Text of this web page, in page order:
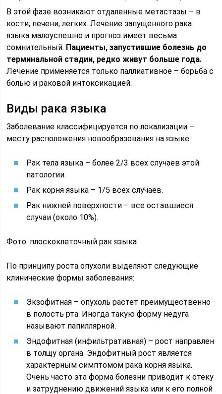
В этой фазе возникают отдаленные метастазы – в
кости, печени, легких. Лечение запущенного рака
языка малоуспешно и прогноз имеет весьма
сомнительный. Пациенты, запустившие болезнь до
терминальной стадии, редко живут больше года.
Лечение применяется только паллиативное – борьба с
болью и раковой интоксикацией.
Виды рака языка
Заболевание классифицируется по локализации –
месту расположения новообразования на языке:
Рак тела языка – более 2/3 всех случаев этой
патологии.
Рак корня языка – 1/5 всех случаев.
Рак нижней поверхности – все оставшиеся
случаи (около 10%).
Фото: плоскоклеточный рак языка
По принципу роста опухоли выделяют следующие
клинические формы заболевания:
Экзофитная – опухоль растет преимущественно
в полость рта. Иногда такую форму недуга
называют папиллярной.
Эндофитная (инфильтративная) – рост направлен
в толщу органа. Эндофитный рост является
характерным симптомом рака корня языка.
Очень часто эта форма болезни приводит к отеку
и затруднению движений языка или к его полной